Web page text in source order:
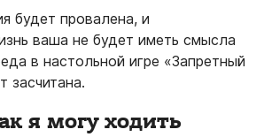
будет провалена, и
ваша не будет иметь смысла
в настольной игре «Запретный
засчитана.
я могу ходить